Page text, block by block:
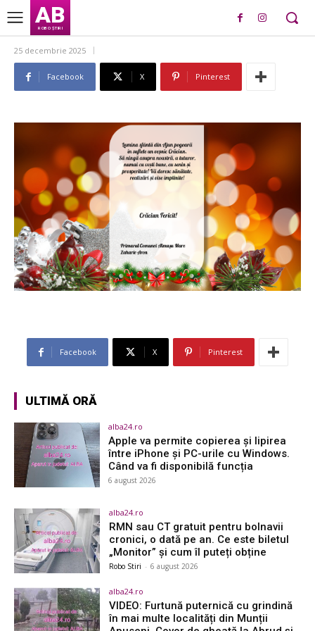
AB
ROBO ȘTIRI
25 decembrie 2025
Facebook X Pinterest
Facebook X Pinterest
ULTIMĂ ORĂ
alba24.ro
Apple va permite copierea și lipirea
între iPhone și PC-urile cu Windows.
Când va fi disponibilă funcția
6 august 2026
alba24.ro
RMN sau CT gratuit pentru bolnavii
cronici, o dată pe an. Ce este biletul
„Monitor” și cum îl puteți obține
Robo Stiri - 6 august 2026
alba24.ro
VIDEO: Furtună puternică cu grindină
în mai multe localități din Munții